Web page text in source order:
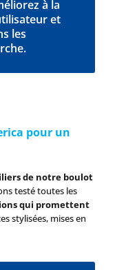
à la
et
les
pour un
de notre boulot
testé toutes les
qui promettent
stylisées, mises en